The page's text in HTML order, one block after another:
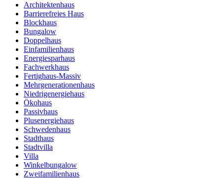
Architektenhaus
Barrierefreies Haus
Blockhaus
Bungalow
Doppelhaus
Einfamilienhaus
Energiesparhaus
Fachwerkhaus
Fertighaus-Massiv
Mehrgenerationenhaus
Niedrigenergiehaus
Ökohaus
Passivhaus
Plusenergiehaus
Schwedenhaus
Stadthaus
Stadtvilla
Villa
Winkelbungalow
Zweifamilienhaus